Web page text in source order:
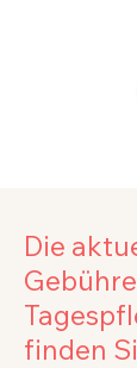
Die
finden